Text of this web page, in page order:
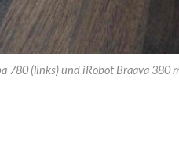
780 (links) und iRobot Braava 380